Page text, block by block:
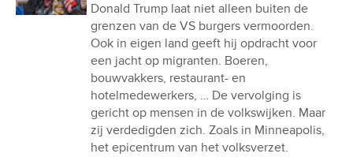
Donald Trump laat niet alleen buiten de
grenzen van de VS burgers vermoorden.
Ook in eigen land geeft hij opdracht voor
een jacht op migranten. Boeren,
bouwvakkers, restaurant- en
hotelmedewerkers, … De vervolging is
gericht op mensen in de volkswijken. Maar
zij verdedigden zich. Zoals in Minneapolis,
het epicentrum van het volksverzet.